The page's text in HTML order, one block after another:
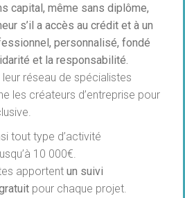
capital, même sans diplôme,
s’il a accès au crédit et à un
personnalisé, fondé
et la responsabilité.
réseau de spécialistes
les créateurs d’entreprise pour
tout type d’activité
10 000€.
apportent un suivi
pour chaque projet.